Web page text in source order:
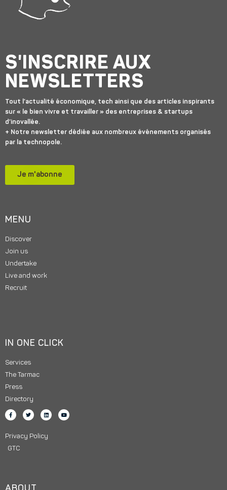
S'INSCRIRE AUX
NEWSLETTERS
Tout l’actualité économique, tech ainsi que des articles inspirants
sur « le bien vivre et travailler » des entreprises & startups
d’inovallée.
+ Notre newsletter dédiée aux nombreux événements organisés
par la technopole.
Je m'abonne
MENU
Discover
Join us
Undertake
Live and work
Recruit
IN ONE CLICK
Services
The Tarmac
Press
Directory
Privacy Policy
GTC